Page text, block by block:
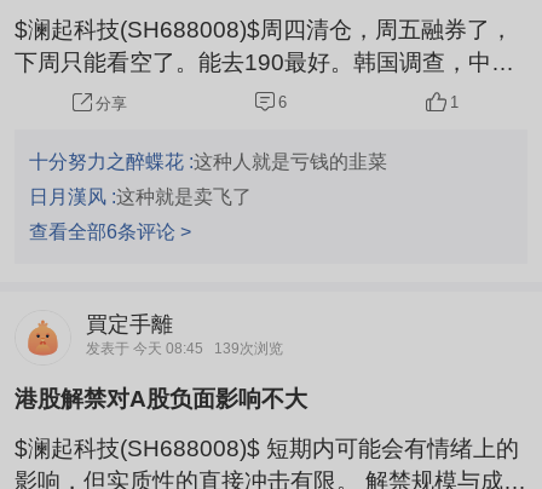
$澜起科技(SH688008)$周四清仓，周五融券了，
下周只能看空了。能去190最好。韩国调查，中期
压制做多人气。H股解禁，外围存储板块跌，短期
分享 6 1
十分努力之醉蝶花 :这种人就是亏钱的韭菜
日月漢风 :这种就是卖飞了
查看全部6条评论 >
買定手離
发表于 今天 08:45 139次浏览
港股解禁对A股负面影响不大
$澜起科技(SH688008)$ 短期内可能会有情绪上的
影响，但实质性的直接冲击有限。 解禁规模与成